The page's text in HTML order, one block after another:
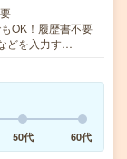
OK！履歴書不要
どを入力す…
50代 60代